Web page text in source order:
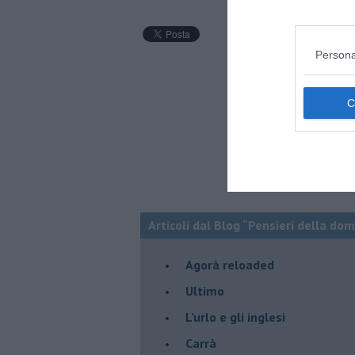
Articoli dal Blog “Pensieri della
​Agorà reloaded
Ultimo
​L’urlo e gli inglesi
Carrà